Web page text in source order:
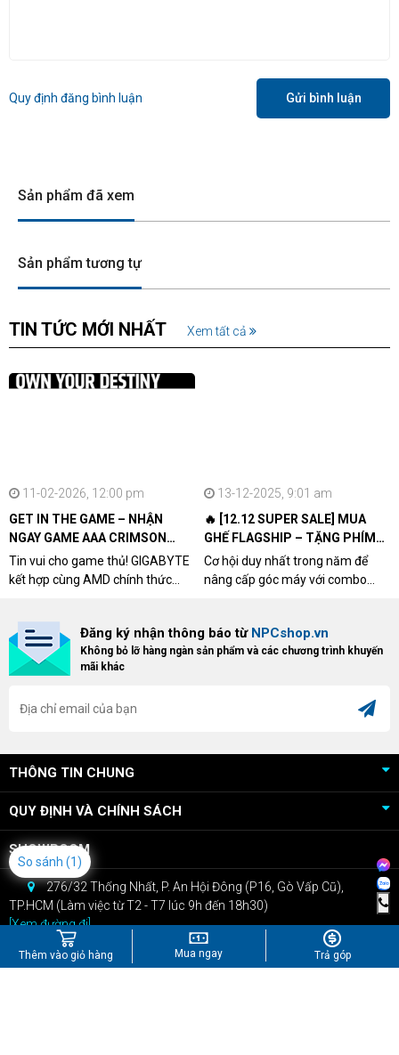
Thêm vào giỏ hàng Mua ngay Trả góp
Quy định đăng bình luận Gửi bình luận
Sản phẩm đã xem
Sản phẩm tương tự
TIN TỨC MỚI NHẤT Xem tất cả
11-02-2026, 12:00 pm
GET IN THE GAME – NHẬN
NGAY GAME AAA CRIMSON
DESERT CÙNG GIGABYTE &
AMD
Tin vui cho game thủ! GIGABYTE
kết hợp cùng AMD chính thức
khách hàng sở hữu VGA Radeon
RX 9070 / RX 9070 XT.
13-12-2025, 9:01 am
🔥 [12.12 SUPER SALE] MUA
GHẾ FLAGSHIP – TẶNG PHÍM
CƠ XỊN
Cơ hội duy nhất trong năm để
nâng cấp góc máy với combo
dòng ghế Gaming cao cấp nhất,
bạn sẽ nhận ngay quà tặng trị giá
Đăng ký nhận thông báo từ NPCshop.vn
Không bỏ lỡ hàng ngàn sản phẩm và các chương trình khuyến
mãi khác
THÔNG TIN CHUNG
QUY ĐỊNH VÀ CHÍNH SÁCH
SHOWROOM
276/32 Thống Nhất, P. An Hội Đông (P16, Gò Vấp Cũ),
TP.HCM (Làm việc từ T2 - T7 lúc 9h đến 18h30)
[Xem đường đi]
CSKH: 0909.22.66.07
Bán hàng: 0967.434.407
So sánh (1)